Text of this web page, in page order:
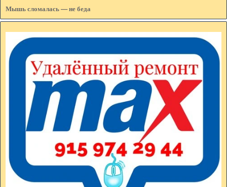
Мышь сломалась — не беда